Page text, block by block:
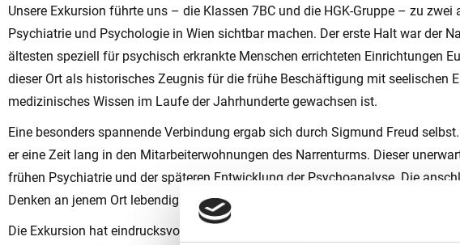
Unsere Exkursion führte uns – die Klassen 7BC und die HGK-Gruppe – zu
Psychiatrie und Psychologie in Wien sichtbar machen. Der erste Halt war der
ältesten speziell für psychisch erkrankte Menschen errichteten Einrichtungen
dieser Ort als historisches Zeugnis für die frühe Beschäftigung mit
medizinisches Wissen im Laufe der Jahrhunderte gewachsen ist.
Eine besonders spannende Verbindung ergab sich durch Sigmund Freud
er eine Zeit lang in den Mitarbeiterwohnungen des Narrenturms. Dieser
frühen Psychiatrie und der späteren Entwicklung der Psychoanalyse. Die
Denken an jenem Ort lebendig werden, an dem er seine Theorien entwickelte
Die Exkursion hat eindrucksvoll gezeigt, wie sich das Verständnis des